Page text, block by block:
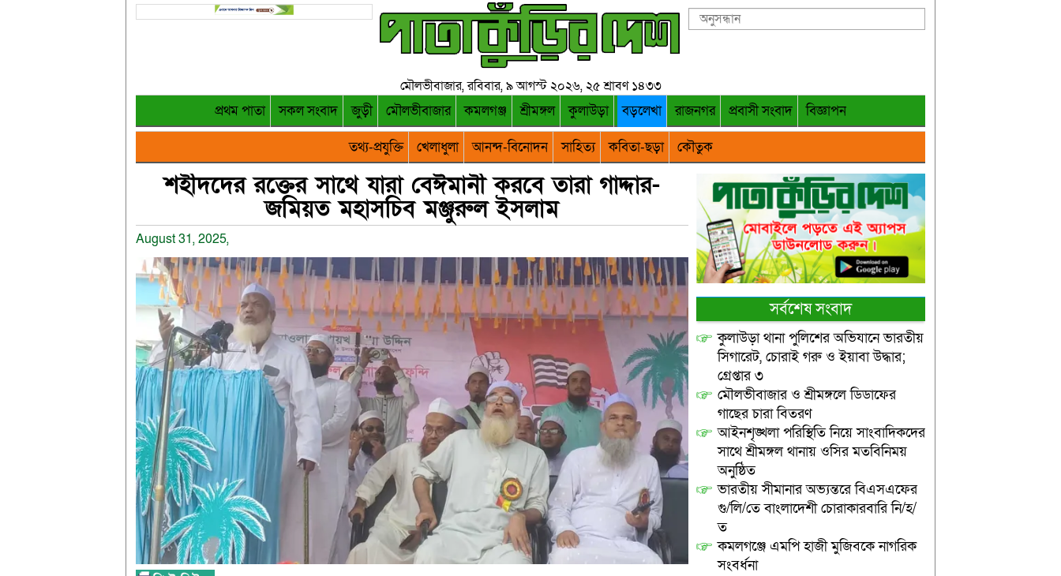
মৌলভীবাজার, রবিবার, ৯ আগস্ট ২০২৬, ২৫ শ্রাবণ ১৪৩৩
প্রথম পাতা সকল সংবাদ জুড়ী মৌলভীবাজার কমলগঞ্জ শ্রীমঙ্গল কুলাউড়া বড়লেখা রাজনগর প্রবাসী সংবাদ
বিজ্ঞাপন
তথ্য-প্রযুক্তি
খেলাধুলা আনন্দ-বিনোদন সাহিত্য কবিতা-ছড়া কৌতুক
শহীদদের রক্তের সাথে যারা বেঈমানী করবে তারা গাদ্দার-
জমিয়ত মহাসচিব মঞ্জুরুল ইসলাম
August 31, 2025,
সর্বশেষ সংবাদ
কুলাউড়া থানা পুলিশের অভিযানে ভারতীয়
সিগারেট, চোরাই গরু ও ইয়াবা উদ্ধার;
গ্রেপ্তার ৩
মৌলভীবাজার ও শ্রীমঙ্গলে ডিডাফের
গাছের চারা বিতরণ
আইনশৃঙ্খলা পরিস্থিতি নিয়ে সাংবাদিকদের
সাথে শ্রীমঙ্গল থানায় ওসির মতবিনিময়
অনুষ্ঠিত
ভারতীয় সীমানার অভ্যন্তরে বিএসএফের
গু/লি/তে বাংলাদেশী চোরাকারবারি নি/হ/
ত
কমলগঞ্জে এমপি হাজী মুজিবকে নাগরিক
সংবর্ধনা